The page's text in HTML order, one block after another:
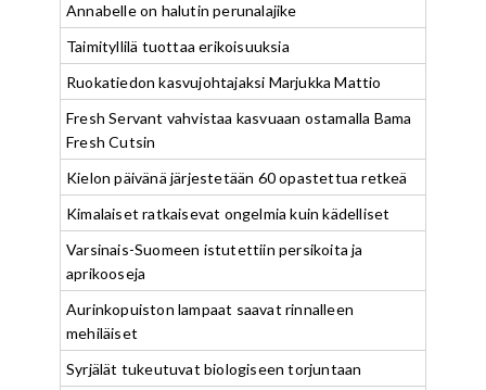
Annabelle on halutin perunalajike
Taimityllilä tuottaa erikoisuuksia
Ruokatiedon kasvujohtajaksi Marjukka Mattio
Fresh Servant vahvistaa kasvuaan ostamalla Bama
Fresh Cutsin
Kielon päivänä järjestetään 60 opastettua retkeä
Kimalaiset ratkaisevat ongelmia kuin kädelliset
Varsinais-Suomeen istutettiin persikoita ja
aprikooseja
Aurinkopuiston lampaat saavat rinnalleen
mehiläiset
Syrjälät tukeutuvat biologiseen torjuntaan